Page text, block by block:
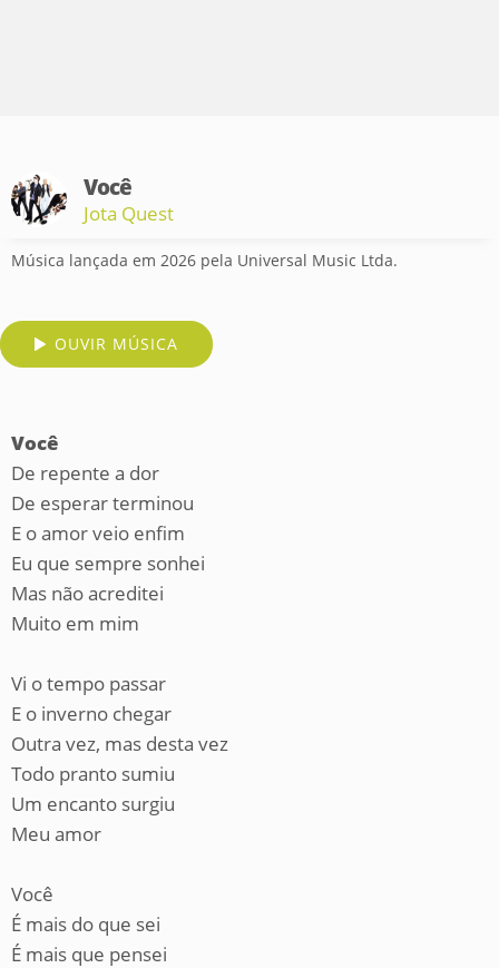
Você
Jota Quest
Música lançada em 2026 pela Universal Music Ltda.
OUVIR MÚSICA
Você
De repente a dor
De esperar terminou
E o amor veio enfim
Eu que sempre sonhei
Mas não acreditei
Muito em mim
Vi o tempo passar
E o inverno chegar
Outra vez, mas desta vez
Todo pranto sumiu
Um encanto surgiu
Meu amor
Você
É mais do que sei
É mais que pensei